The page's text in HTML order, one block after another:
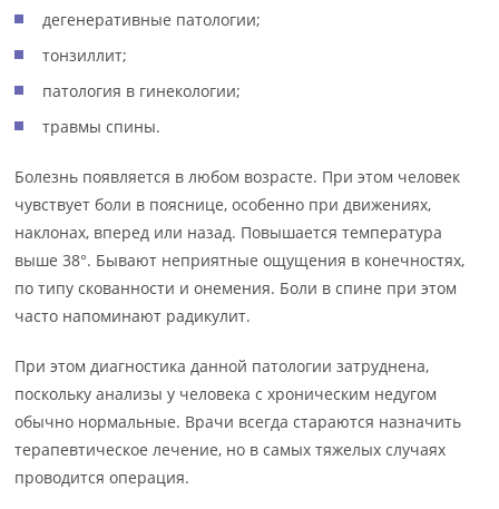
дегенеративные патологии;
тонзиллит;
патология в гинекологии;
травмы спины.
Болезнь появляется в любом возрасте. При этом человек
чувствует боли в пояснице, особенно при движениях,
наклонах, вперед или назад. Повышается температура
выше 38°. Бывают неприятные ощущения в конечностях,
по типу скованности и онемения. Боли в спине при этом
часто напоминают радикулит.
При этом диагностика данной патологии затруднена,
поскольку анализы у человека с хроническим недугом
обычно нормальные. Врачи всегда стараются назначить
терапевтическое лечение, но в самых тяжелых случаях
проводится операция.